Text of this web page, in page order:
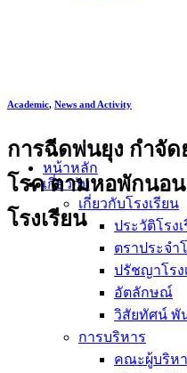
หน้าหลัก
เกี่ยวกับ
เกี่ยวกับโรงเรียน
ประวัติโรง
ตราประจำ
ปรัชญาโรง
อัตลักษณ์
วิสัยทัศน์ พั
การบริหาร
คณะผู้บริห
Academic, News and Activity
การฉีดพ่นยุง กำจั
โรค ตามหอพักนอ
โรงเรียน